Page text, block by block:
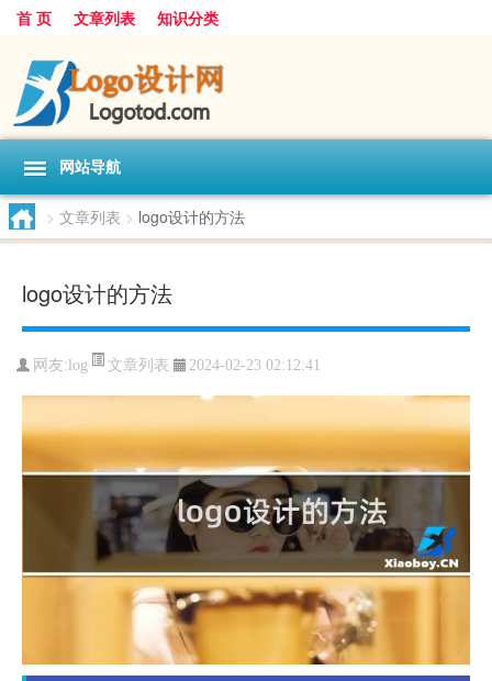
首 页 文章列表 知识分类
网站导航
> 文章列表 > logo设计的方法
logo设计的方法
网友: log 文章列表 2024-02-23 02:12:41